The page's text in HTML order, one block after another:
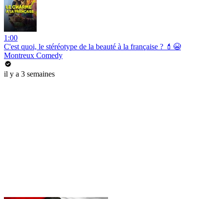
1:00
C'est quoi, le stéréotype de la beauté à la française ? 💄😭
Montreux Comedy
il y a 3 semaines